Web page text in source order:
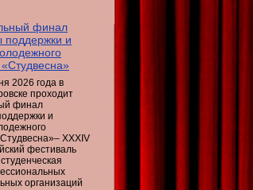
финал
и
«Студвесна»
2026 года в
проходит
финал
и
ХХХIV
фестиваль
организаций